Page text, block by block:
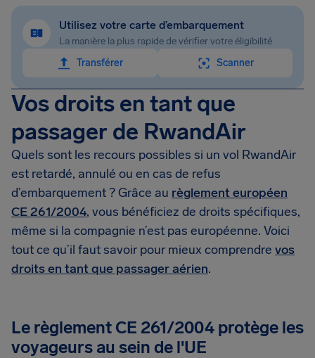
Utilisez votre carte d’embarquement
La manière la plus rapide de vérifier votre éligibilité
Transférer
Scanner
Vos droits en tant que
passager de RwandAir
Quels sont les recours possibles si un vol RwandAir
est retardé, annulé ou en cas de refus
d’embarquement ? Grâce au règlement européen
CE 261/2004, vous bénéficiez de droits spécifiques,
même si la compagnie n’est pas européenne. Voici
tout ce qu’il faut savoir pour mieux comprendre vos
droits en tant que passager aérien.
Le règlement CE 261/2004 protège les
voyageurs au sein de l'UE